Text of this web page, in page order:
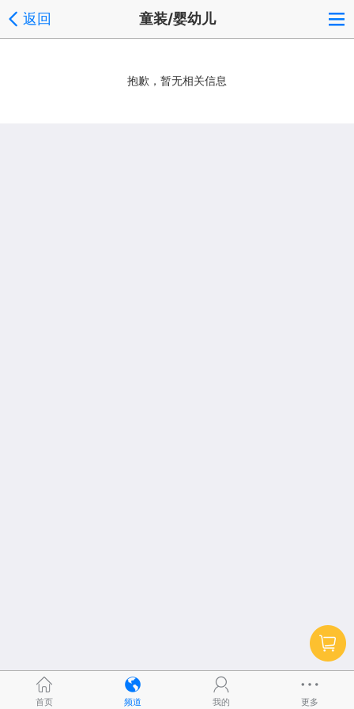
返回 童装/婴幼儿
抱歉，暂无相关信息
首页 频道 我的 更多